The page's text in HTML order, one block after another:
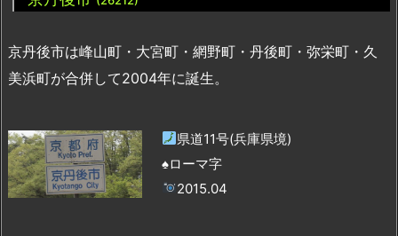
京丹後市は峰山町・大宮町・網野町・丹後町・弥栄町・久
美浜町が合併して2004年に誕生。
県道11号(兵庫県境)
♠ローマ字
2015.04